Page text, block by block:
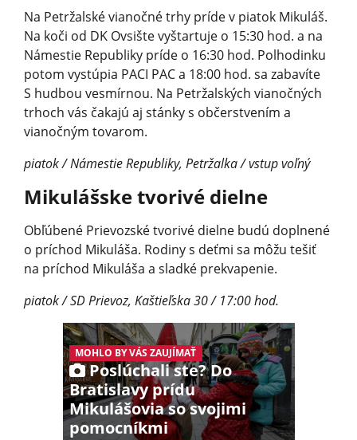
Na Petržalské vianočné trhy príde v piatok Mikuláš.
Na koči od DK Ovsište vyštartuje o 15:30 hod. a na
Námestie Republiky príde o 16:30 hod. Polhodinku
potom vystúpia PACI PAC a 18:00 hod. sa zabavíte
S hudbou vesmírnou. Na Petržalských vianočných
trhoch vás čakajú aj stánky s občerstvením a
vianočným tovarom.
piatok / Námestie Republiky, Petržalka / vstup voľný
Mikulášske tvorivé dielne
Obľúbené Prievozské tvorivé dielne budú doplnené
o príchod Mikuláša. Rodiny s deťmi sa môžu tešiť
na príchod Mikuláša a sladké prekvapenie.
piatok / SD Prievoz, Kaštieľska 30 / 17:00 hod.
MOHLO BY VÁS ZAUJÍMAŤ
Poslúchali ste? Do
Bratislavy prídu
Mikulášovia so svojimi
pomocníkmi